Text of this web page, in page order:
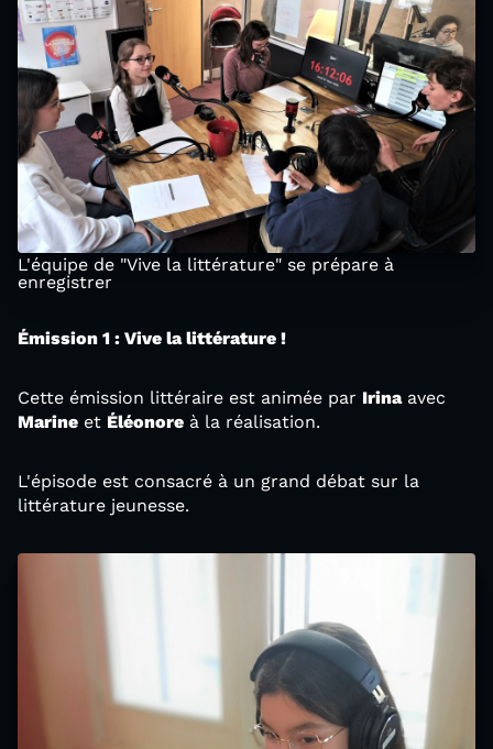
L'équipe de "Vive la littérature" se prépare à
enregistrer
Émission 1 : Vive la littérature !
Cette émission littéraire est animée par Irinaavec
Marine et Éléonore à la réalisation.
L'épisode est consacré à un grand débat sur la
littérature jeunesse.